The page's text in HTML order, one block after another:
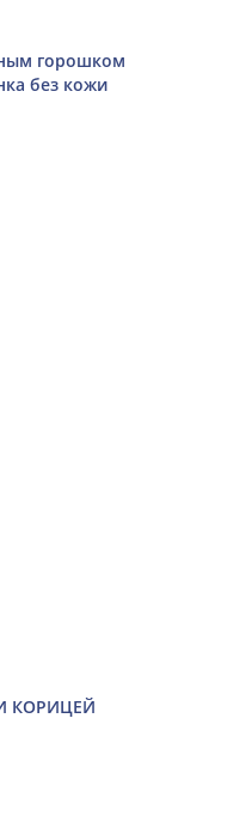
горошком
без кожи
КОРИЦЕЙ